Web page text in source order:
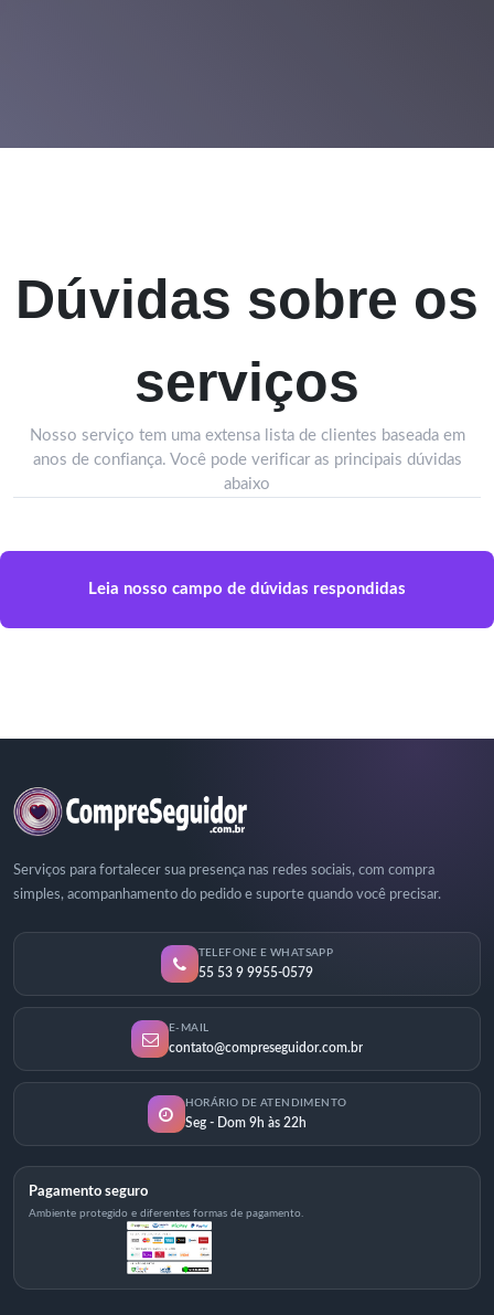
Dúvidas sobre os
serviços
Nosso serviço tem uma extensa lista de clientes baseada em
anos de confiança. Você pode verificar as principais dúvidas
abaixo
Leia nosso campo de dúvidas respondidas
Serviços para fortalecer sua presença nas redes sociais, com compra
simples, acompanhamento do pedido e suporte quando você precisar.
TELEFONE E WHATSAPP
55 53 9 9955-0579
E-MAIL
contato@compreseguidor.com.br
HORÁRIO DE ATENDIMENTO
Seg - Dom 9h às 22h
Pagamento seguro
Ambiente protegido e diferentes formas de pagamento.